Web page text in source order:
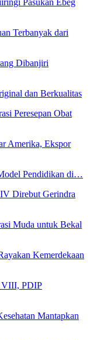
Terbanyak dari
Dibanjiri
dan Berkualitas
Peresepan Obat
Amerika, Ekspor
Pendidikan di…
Direbut Gerindra
Muda untuk Bekal
Kemerdekaan
VIII, PDIP
Mantapkan